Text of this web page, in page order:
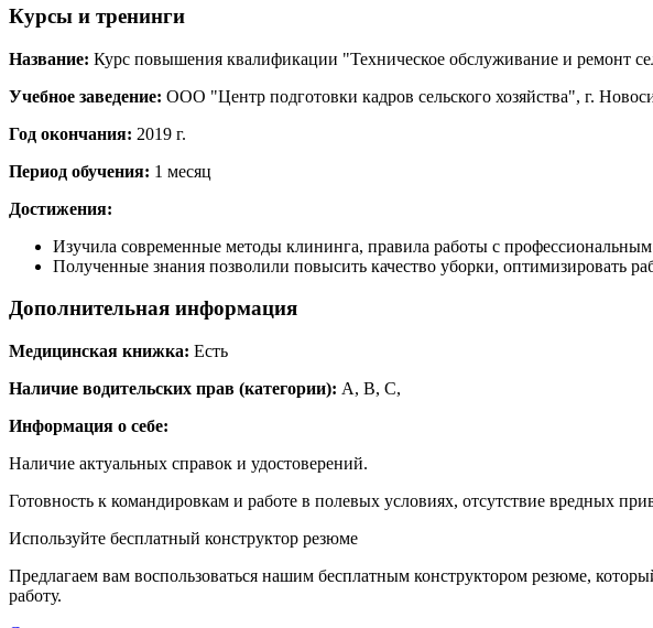
Курсы и тренинги
Название: Курс повышения квалификации "Техническое обслуживание и ремонт
Учебное заведение: ООО "Центр подготовки кадров сельского хозяйства", г.
Год окончания: 2019 г.
Период обучения: 1 месяц
Достижения:
Изучила современные методы клининга, правила работы с
Полученные знания позволили повысить качество уборки, оптимизировать
Дополнительная информация
Медицинская книжка: Есть
Наличие водительских прав (категории): А, В, С,
Информация о себе:
Наличие актуальных справок и удостоверений.
Готовность к командировкам и работе в полевых условиях, отсутствие вредных
Используйте бесплатный конструктор резюме
Предлагаем вам воспользоваться нашим бесплатным конструктором резюме,
работу.